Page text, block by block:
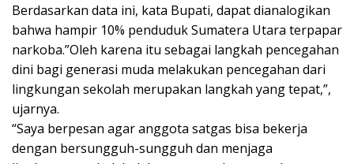
Berdasarkan data ini, kata Bupati, dapat dianalogikan
bahwa hampir 10% penduduk Sumatera Utara terpapar
narkoba.”Oleh karena itu sebagai langkah pencegahan
dini bagi generasi muda melakukan pencegahan dari
lingkungan sekolah merupakan langkah yang tepat,”,
ujarnya.
“Saya berpesan agar anggota satgas bisa bekerja
dengan bersungguh-sungguh dan menjaga